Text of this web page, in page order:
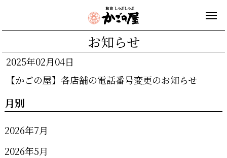
お知らせ
2025年02月04日
【かごの屋】各店舗の電話番号変更のお知らせ
月別
2026年7月
2026年5月